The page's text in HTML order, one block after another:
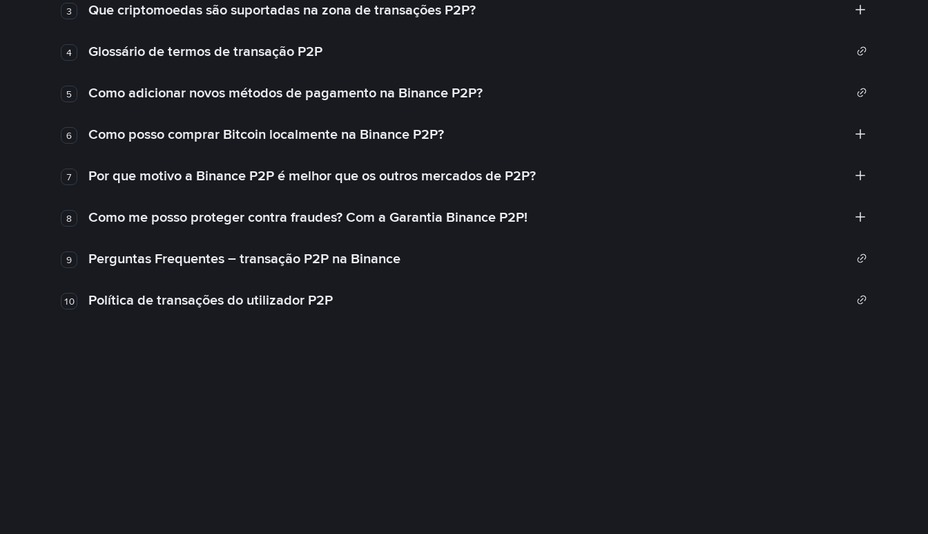
3 Que criptomoedas são suportadas na zona de transações P2P?
4 Glossário de termos de transação P2P
5 Como adicionar novos métodos de pagamento na Binance P2P?
6 Como posso comprar Bitcoin localmente na Binance P2P?
7 Por que motivo a Binance P2P é melhor que os outros mercados de P2P?
8 Como me posso proteger contra fraudes? Com a Garantia Binance P2P!
9 Perguntas Frequentes – transação P2P na Binance
10 Política de transações do utilizador P2P